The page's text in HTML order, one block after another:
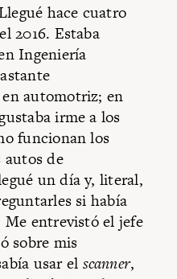
hace cuatro
2016. Estaba
Ingeniería
automotriz; en
irme a los
funcionan los
autos de
un día y, literal,
si había
entrevistó el jefe
sobre mis
usar el scanner,